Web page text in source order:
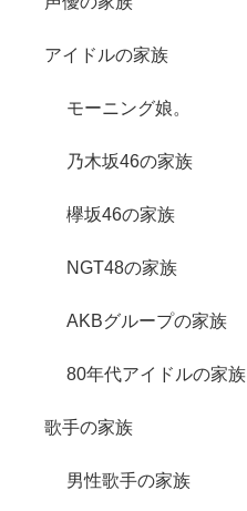
アイドルの家族
モーニング娘。
乃木坂46の家族
欅坂46の家族
NGT48の家族
AKBグループの家族
80年代アイドルの家族
歌手の家族
男性歌手の家族